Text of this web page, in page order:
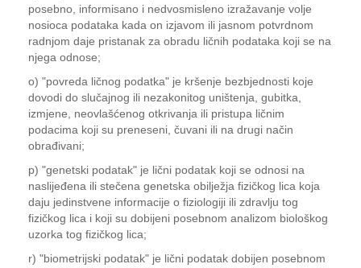
posebno, informisano i nedvosmisleno izražavanje volje
nosioca podataka kada on izjavom ili jasnom potvrdnom
radnjom daje pristanak za obradu ličnih podataka koji se na
njega odnose;
o) "povreda ličnog podatka" je kršenje bezbjednosti koje
dovodi do slučajnog ili nezakonitog uništenja, gubitka,
izmjene, neovlašćenog otkrivanja ili pristupa ličnim
podacima koji su preneseni, čuvani ili na drugi način
obrađivani;
p) "genetski podatak" je lični podatak koji se odnosi na
naslijeđena ili stečena genetska obilježja fizičkog lica koja
daju jedinstvene informacije o fiziologiji ili zdravlju tog
fizičkog lica i koji su dobijeni posebnom analizom biološkog
uzorka tog fizičkog lica;
r) "biometrijski podatak" je lični podatak dobijen posebnom